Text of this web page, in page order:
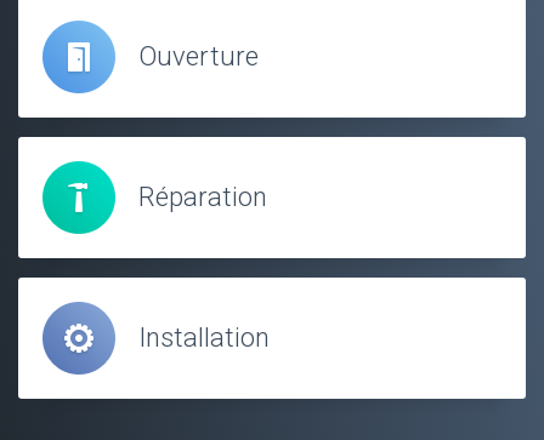
Ouverture
Réparation
Installation